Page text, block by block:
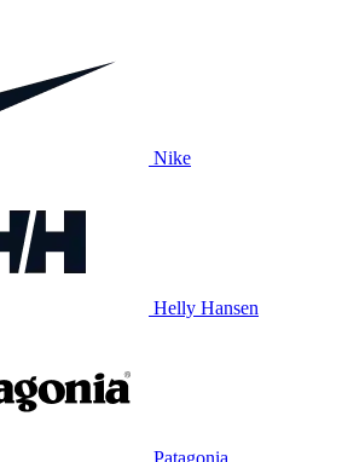
Nike
Helly Hansen
Patagonia